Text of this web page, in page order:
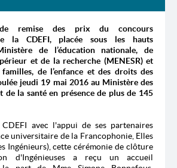
remise des prix du concours
de la CDEFI, placée sous les hauts
de l’éducation nationale, de
et de la recherche (MENESR) et
de l’enfance et des droits des
jeudi 19 mai 2016 au Ministère des
de la santé en présence de plus de 145
avec l'appui de ses partenaires
universitaire de la Francophonie, Elles
Ingénieurs), cette cérémonie de clôture
d'Ingénieuses a reçu un accueil